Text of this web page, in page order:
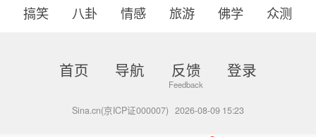
搞笑
八卦 情感 旅游 佛学 众测
首页 导航 反馈 登录
Sina.cn(京ICP证000007) 2026-08-09 15:23